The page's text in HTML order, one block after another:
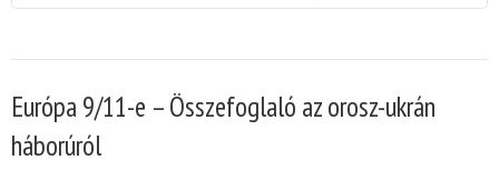
Európa 9/11-e – Összefoglaló az orosz-ukrán
háborúról